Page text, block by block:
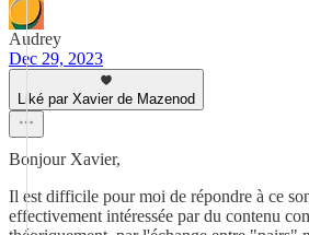
Audrey
Dec 29, 2023
Liké par Xavier de Mazenod
Bonjour Xavier,
Il est difficile pour moi de répondre à ce
effectivement intéressée par du contenu